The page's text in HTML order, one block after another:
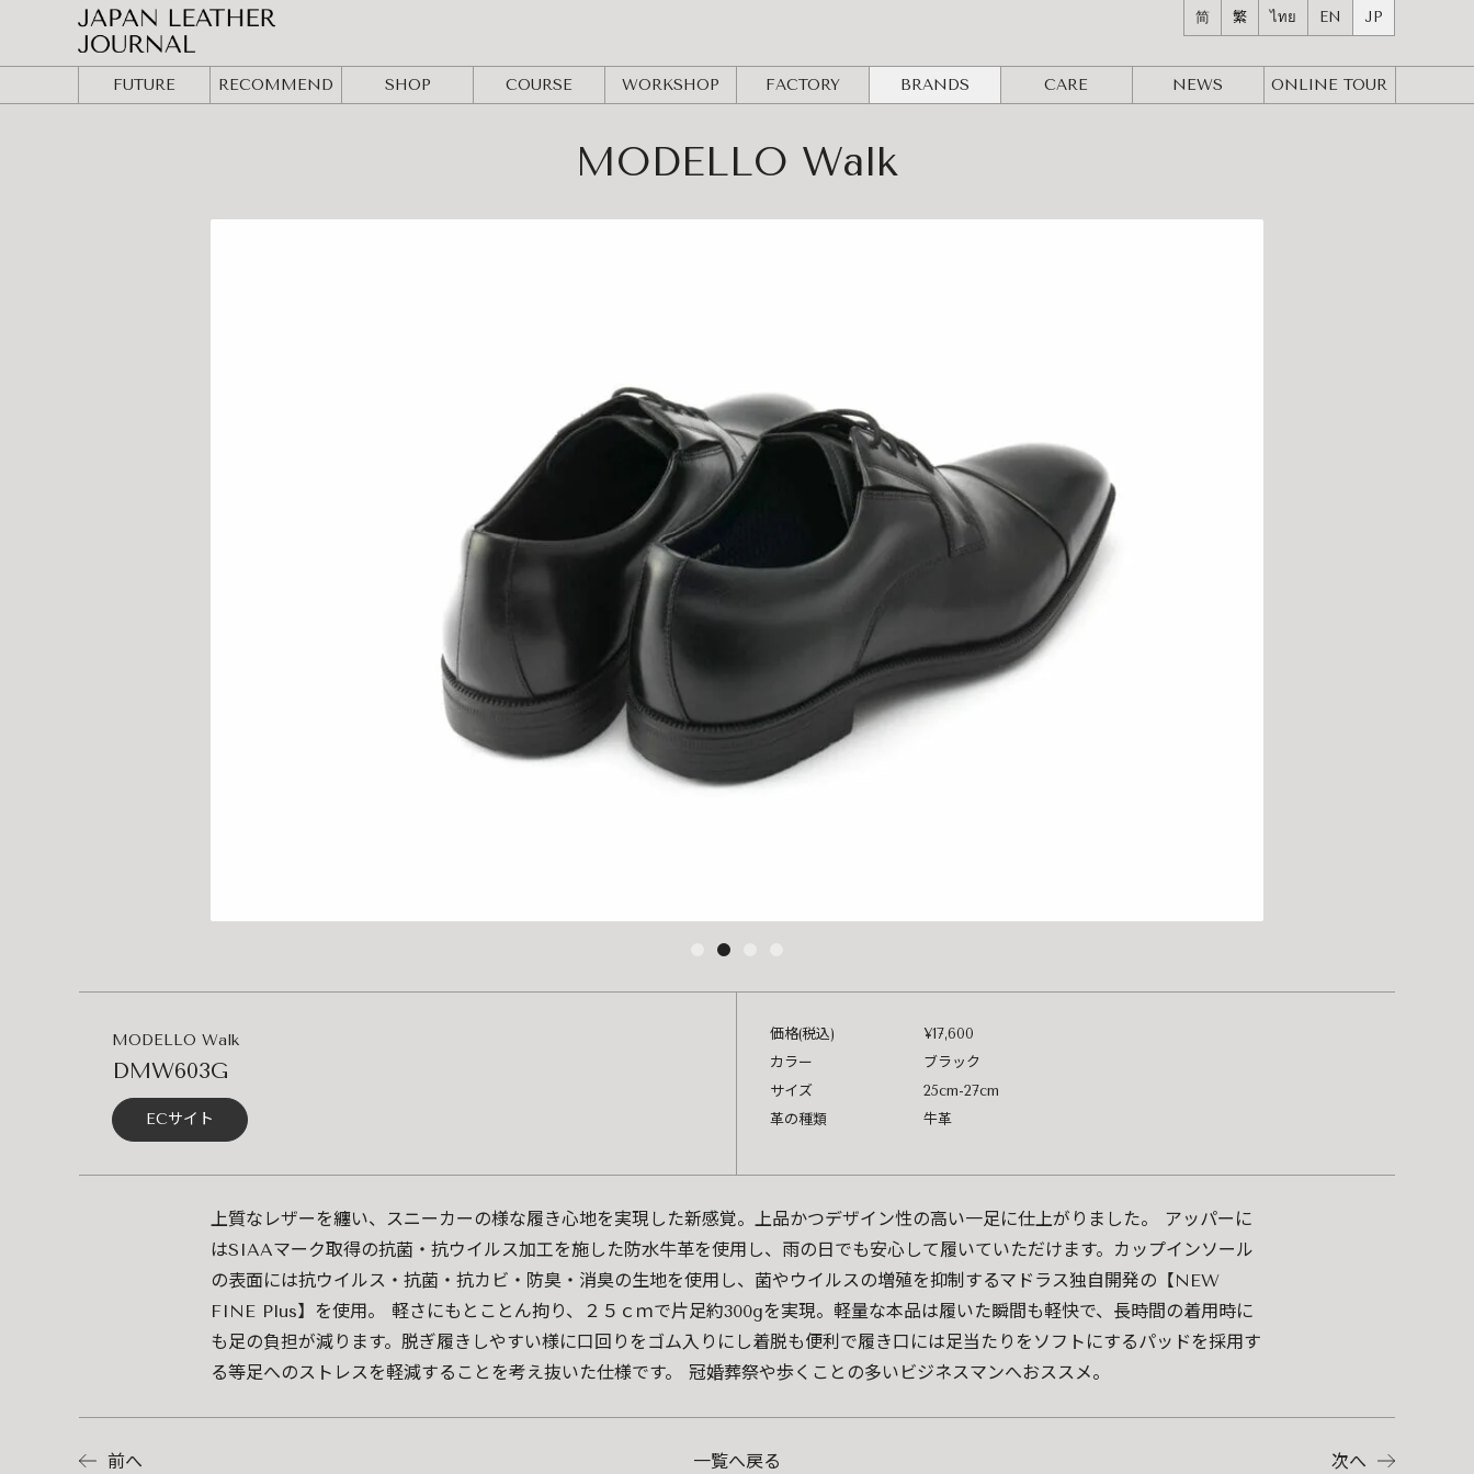
简 繁 ไทย EN JP
FUTURE RECOMMEND SHOP COURSE WORKSHOP FACTORY BRANDS CARE NEWS ONLINE TOUR
MODELLO Walk
MODELLO Walk
DMW603G
ECサイト
価格(税込)
¥17,600
カラー
ブラック
サイズ
25cm-27cm
革の種類
牛革
上質なレザーを纏い、スニーカーの様な履き心地を実現した新感覚。上品かつデザイン性の高い一足に仕上がりました。 アッパーに
はSIAAマーク取得の抗菌・抗ウイルス加工を施した防水牛革を使用し、雨の日でも安心して履いていただけます。カップインソール
の表面には抗ウイルス・抗菌・抗カビ・防臭・消臭の生地を使用し、菌やウイルスの増殖を抑制するマドラス独自開発の【NEW
FINE Plus】を使用。 軽さにもとことん拘り、２５ｃｍで片足約300gを実現。軽量な本品は履いた瞬間も軽快で、長時間の着用時に
も足の負担が減ります。脱ぎ履きしやすい様に口回りをゴム入りにし着脱も便利で履き口には足当たりをソフトにするパッドを採用す
る等足へのストレスを軽減することを考え抜いた仕様です。 冠婚葬祭や歩くことの多いビジネスマンへおススメ。
前へ 一覧へ戻る 次へ